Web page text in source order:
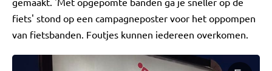
fiets' stond op een campagneposter voor het oppompen
van fietsbanden. Foutjes kunnen iedereen overkomen.